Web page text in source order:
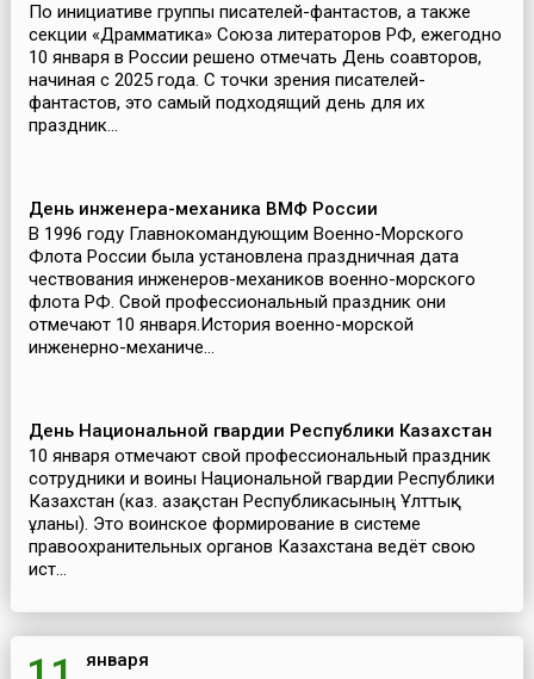
По инициативе группы писателей-фантастов, а также
секции «Драмматика» Союза литераторов РФ, ежегодно
10 января в России решено отмечать День соавторов,
начиная с 2025 года. С точки зрения писателей-
фантастов, это самый подходящий день для их
праздник...
День инженера-механика ВМФ России
В 1996 году Главнокомандующим Военно-Морского
Флота России была установлена праздничная дата
чествования инженеров-механиков военно-морского
флота РФ. Свой профессиональный праздник они
отмечают 10 января.История военно-морской
инженерно-механиче...
День Национальной гвардии Республики Казахстан
10 января отмечают свой профессиональный праздник
сотрудники и воины Национальной гвардии Республики
Казахстан (каз. Қазақстан Республикасының Ұлттық
ұланы). Это воинское формирование в системе
правоохранительных органов Казахстана ведёт свою
ист...
января